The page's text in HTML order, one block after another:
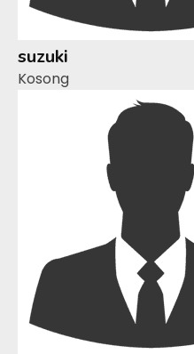
suzuki
Kosong